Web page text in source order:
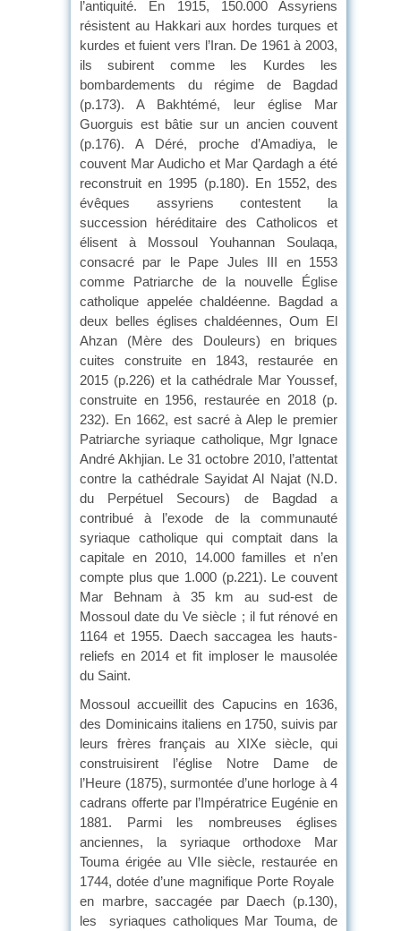
l’antiquité. En 1915, 150.000 Assyriens
résistent au Hakkari aux hordes turques et
kurdes et fuient vers l’Iran. De 1961 à 2003,
ils subirent comme les Kurdes les
bombardements du régime de Bagdad
(p.173). A Bakhtémé, leur église Mar
Guorguis est bâtie sur un ancien couvent
(p.176). A Déré, proche d’Amadiya, le
couvent Mar Audicho et Mar Qardagh a été
reconstruit en 1995 (p.180). En 1552, des
évêques assyriens contestent la
succession héréditaire des Catholicos et
élisent à Mossoul Youhannan Soulaqa,
consacré par le Pape Jules III en 1553
comme Patriarche de la nouvelle Église
catholique appelée chaldéenne. Bagdad a
deux belles églises chaldéennes, Oum El
Ahzan (Mère des Douleurs) en briques
cuites construite en 1843, restaurée en
2015 (p.226) et la cathédrale Mar Youssef,
construite en 1956, restaurée en 2018 (p.
232). En 1662, est sacré à Alep le premier
Patriarche syriaque catholique, Mgr Ignace
André Akhjian. Le 31 octobre 2010, l’attentat
contre la cathédrale Sayidat Al Najat (N.D.
du Perpétuel Secours) de Bagdad a
contribué à l’exode de la communauté
syriaque catholique qui comptait dans la
capitale en 2010, 14.000 familles et n’en
compte plus que 1.000 (p.221). Le couvent
Mar Behnam à 35 km au sud-est de
Mossoul date du Ve siècle ; il fut rénové en
1164 et 1955. Daech saccagea les hauts-
reliefs en 2014 et fit imploser le mausolée
du Saint.
Mossoul accueillit des Capucins en 1636,
des Dominicains italiens en 1750, suivis par
leurs frères français au XIXe siècle, qui
construisirent l’église Notre Dame de
l’Heure (1875), surmontée d’une horloge à 4
cadrans offerte par l’Impératrice Eugénie en
1881. Parmi les nombreuses églises
anciennes, la syriaque orthodoxe Mar
Touma érigée au VIIe siècle, restaurée en
1744, dotée d’une magnifique Porte Royale
en marbre, saccagée par Daech (p.130),
les syriaques catholiques Mar Touma, de